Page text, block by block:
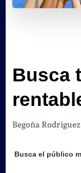
Busca
Begoña Rodríguez
Busca el público